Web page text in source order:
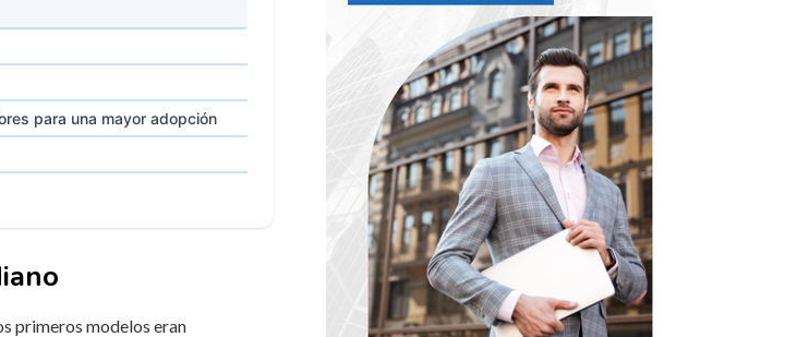
para una mayor adopción
primeros modelos eran